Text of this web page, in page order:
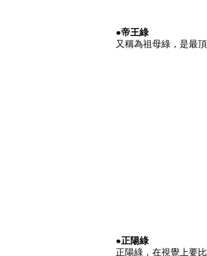
●帝王綠
又稱為祖母綠，是最
●正陽綠
正陽綠，在視覺上要